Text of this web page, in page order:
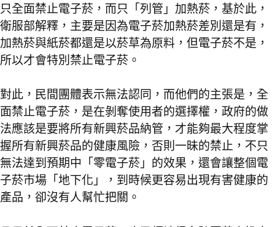
只全面禁止電子菸，而只「列管」加熱菸，基於此，
衛服部解釋，主要是因為電子菸加熱菸差別還是有，
加熱菸與紙菸都還是以菸草為原料，但電子菸不是，
所以才會特別禁止電子菸。
對此，民間團體表示無法認同，而他們的主張是，全
面禁止電子菸，是在剝奪使用者的選擇權，政府的做
法應該是要將所有新興菸品納管，才能夠最大程度掌
握所有新興菸品的健康風險，否則一昧的禁止，不只
無法達到預期中「零電子菸」的效果，還會讓整個電
子菸市場「地下化」，到時候更容易出現有害健康的
產品，卻沒有人幫忙把關。